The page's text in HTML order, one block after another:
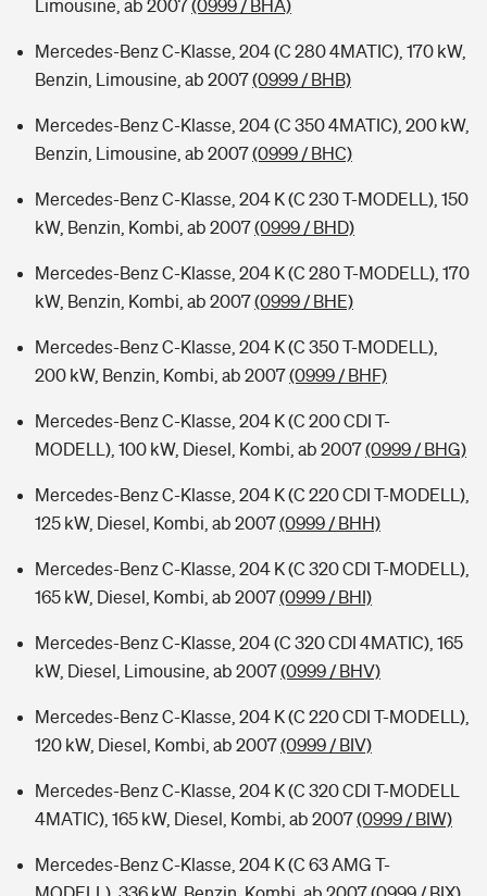
Limousine, ab 2007 (0999 / BHA)
Mercedes-Benz C-Klasse, 204 (C 280 4MATIC), 170 kW,
Benzin, Limousine, ab 2007(0999 / BHB)
Mercedes-Benz C-Klasse, 204 (C 350 4MATIC), 200 kW,
Benzin, Limousine, ab 2007(0999 / BHC)
Mercedes-Benz C-Klasse, 204 K (C 230 T-MODELL), 150
kW, Benzin, Kombi, ab 2007(0999 / BHD)
Mercedes-Benz C-Klasse, 204 K (C 280 T-MODELL), 170
kW, Benzin, Kombi, ab 2007(0999 / BHE)
Mercedes-Benz C-Klasse, 204 K (C 350 T-MODELL),
200 kW, Benzin, Kombi, ab 2007(0999 / BHF)
Mercedes-Benz C-Klasse, 204 K (C 200 CDI T-
MODELL), 100 kW, Diesel, Kombi, ab 2007(0999 / BHG)
Mercedes-Benz C-Klasse, 204 K (C 220 CDI T-MODELL),
125 kW, Diesel, Kombi, ab 2007(0999 / BHH)
Mercedes-Benz C-Klasse, 204 K (C 320 CDI T-MODELL),
165 kW, Diesel, Kombi, ab 2007(0999 / BHI)
Mercedes-Benz C-Klasse, 204 (C 320 CDI 4MATIC), 165
kW, Diesel, Limousine, ab 2007(0999 / BHV)
Mercedes-Benz C-Klasse, 204 K (C 220 CDI T-MODELL),
120 kW, Diesel, Kombi, ab 2007(0999 / BIV)
Mercedes-Benz C-Klasse, 204 K (C 320 CDI T-MODELL
4MATIC), 165 kW, Diesel, Kombi, ab 2007(0999 / BIW)
Mercedes-Benz C-Klasse, 204 K (C 63 AMG T-